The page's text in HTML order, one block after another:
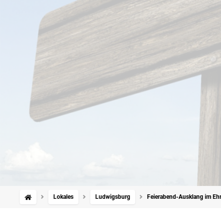
Lokales Ludwigsburg Feierabend-Ausklang im